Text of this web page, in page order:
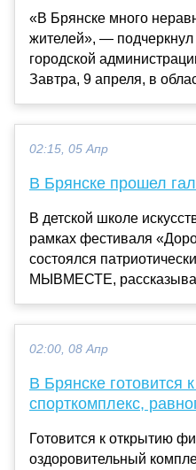
«В Брянске много
жителей», — подчеркнул
городской
Завтра, 9 апреля, в
02:15, 05 Апр
В Брянске прошел
В детской школе
рамках фестиваля
состоялся
МЫВМЕСТЕ,
02:00, 08 Апр
В Брянске готовится
спорткомплекс,
Готовится к открытию
оздоровительный